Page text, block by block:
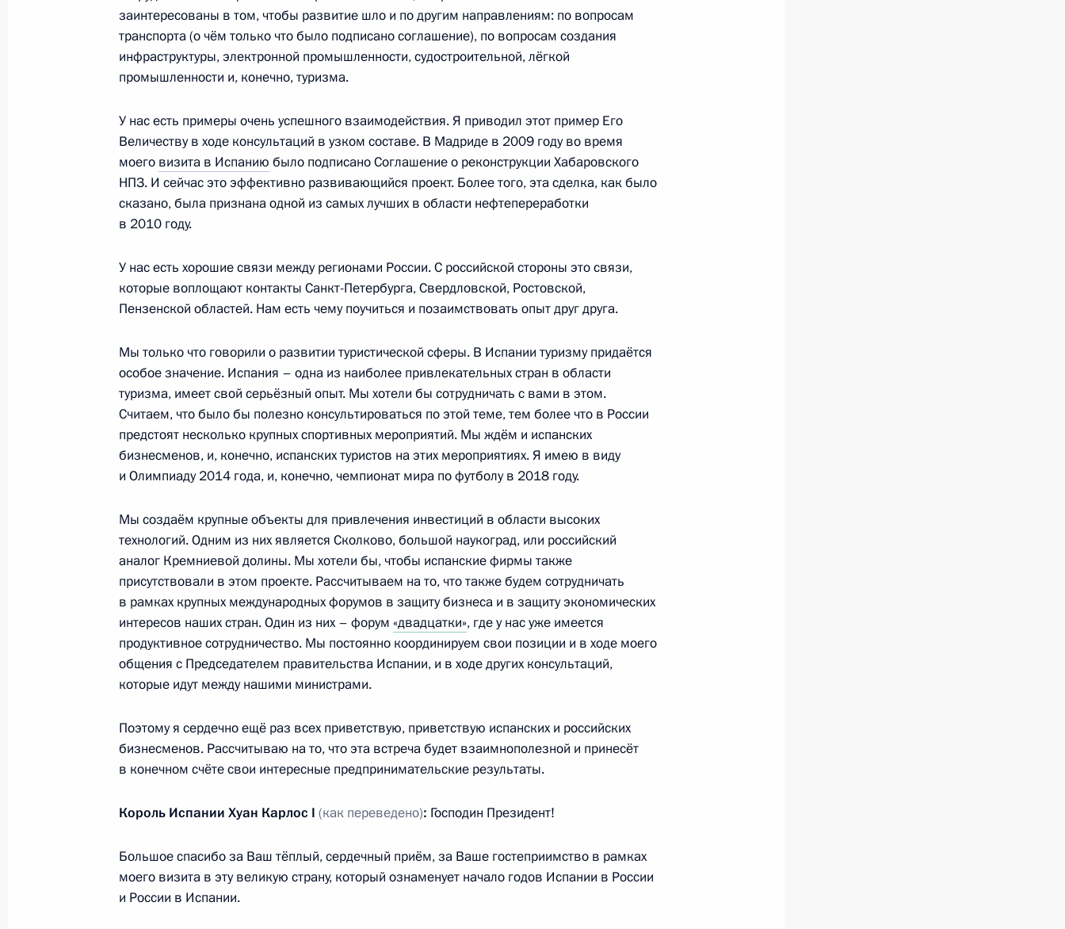
Дмитрий Медведев принял верительные грамоты пятнадцати
послов
Президент наградил орденом Дружбы Пласидо Доминго
22 июля 2011 года, 10:10
Встреча с Премьер-министром Испании Хосе Луисом Родригесом
Сапатеро
18 июня 2011 года, 12:30
Открытие Года России в Испании и Года Испании в России
25 февраля 2011 года, 15:00
Встреча с представителями деловых кругов России и Испании
25 февраля 2011 года, 13:00
Дмитрий Медведев встретился с Королём Испании Хуаном
Карлосом I
Испании Хуан Карлос I и Королева София
17 февраля 2011 года, 10:00
и Испанией о транзите военного имущества и персонала через
территорию России
27 декабря 2010 года, 14:00
заинтересованы в том, чтобы развитие шло и по другим направлениям: по вопросам
транспорта (о чём только что было подписано соглашение), по вопросам создания
инфраструктуры, электронной промышленности, судостроительной, лёгкой
промышленности и, конечно, туризма.
У нас есть примеры очень успешного взаимодействия. Я приводил этот пример Его
Величеству в ходе консультаций в узком составе. В Мадриде в 2009 году во время
моего визита в Испанию было подписано Соглашение о реконструкции Хабаровского
НПЗ. И сейчас это эффективно развивающийся проект. Более того, эта сделка, как было
сказано, была признана одной из самых лучших в области нефтепереработки
в 2010 году.
У нас есть хорошие связи между регионами России. С российской стороны это связи,
которые воплощают контакты Санкт-Петербурга, Свердловской, Ростовской,
Пензенской областей. Нам есть чему поучиться и позаимствовать опыт друг друга.
Мы только что говорили о развитии туристической сферы. В Испании туризму придаётся
особое значение. Испания – одна из наиболее привлекательных стран в области
туризма, имеет свой серьёзный опыт. Мы хотели бы сотрудничать с вами в этом.
Считаем, что было бы полезно консультироваться по этой теме, тем более что в России
предстоят несколько крупных спортивных мероприятий. Мы ждём и испанских
бизнесменов, и, конечно, испанских туристов на этих мероприятиях. Я имею в виду
и Олимпиаду 2014 года, и, конечно, чемпионат мира по футболу в 2018 году.
Мы создаём крупные объекты для привлечения инвестиций в области высоких
технологий. Одним из них является Сколково, большой наукоград, или российский
аналог Кремниевой долины. Мы хотели бы, чтобы испанские фирмы также
присутствовали в этом проекте. Рассчитываем на то, что также будем сотрудничать
в рамках крупных международных форумов в защиту бизнеса и в защиту экономических
интересов наших стран. Один из них – форум «двадцатки», где у нас уже имеется
продуктивное сотрудничество. Мы постоянно координируем свои позиции и в ходе моего
общения с Председателем правительства Испании, и в ходе других консультаций,
которые идут между нашими министрами.
Поэтому я сердечно ещё раз всех приветствую, приветствую испанских и российских
бизнесменов. Рассчитываю на то, что эта встреча будет взаимнополезной и принесёт
в конечном счёте свои интересные предпринимательские результаты.
Король Испании Хуан Карлос I (как переведено): Господин Президент!
Большое спасибо за Ваш тёплый, сердечный приём, за Ваше гостеприимство в рамках
моего визита в эту великую страну, который ознаменует начало годов Испании в России
и России в Испании.